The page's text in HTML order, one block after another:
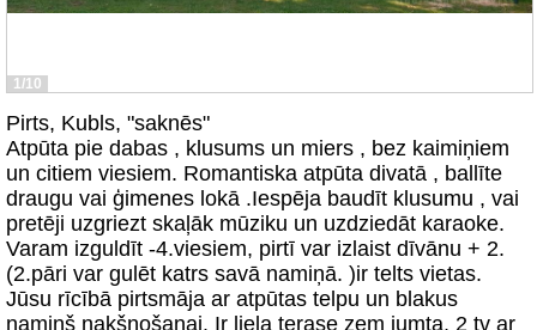
1/10
Pirts, Kubls, "saknēs"
Atpūta pie dabas , klusums un miers , bez kaimiņiem
un citiem viesiem. Romantiska atpūta divatā , ballīte
draugu vai ģimenes lokā .Iespēja baudīt klusumu , vai
pretēji uzgriezt skaļāk mūziku un uzdziedāt karaoke.
Varam izguldīt -4.viesiem, pirtī var izlaist dīvānu + 2.
(2.pāri var gulēt katrs savā namiņā. )ir telts vietas.
Jūsu rīcībā pirtsmāja ar atpūtas telpu un blakus
namiņš nakšņošanai. Ir liela terase zem jumta, 2 tv ar